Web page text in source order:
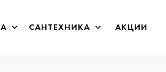
САНТЕХНИКА АКЦИИ